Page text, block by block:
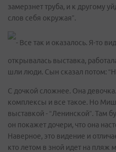
замерзнет труба, и к другому
слов себя окружая”.
- Все так и оказалось. Я-то
открывалась выставка,
шли люди. Сын сказал потом:
С дочкой сложнее. Она
комплексы и все такое. Но
выставкой - “Ленинской”. Там
он покажет дочери, что она
Наверное, это видение и
кто летом в зной идет на пляж